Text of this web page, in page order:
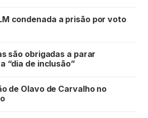
condenada a prisão por voto
são obrigadas a parar
“dia de inclusão”
de Olavo de Carvalho no